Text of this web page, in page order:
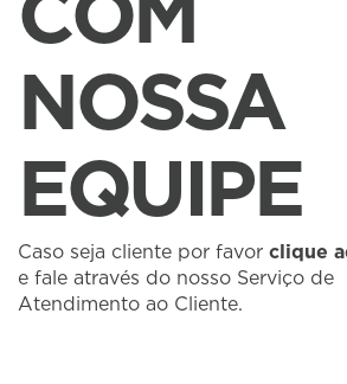
NOSSA
EQUIPE
Caso seja cliente por favor clique
e fale através do nosso Serviço de
Atendimento ao Cliente.